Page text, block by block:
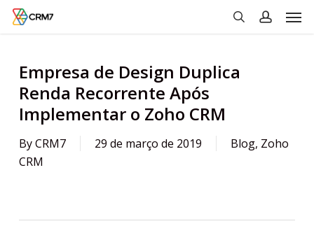
Skip
Empresa de Design Duplica
Renda Recorrente Após
Implementar o Zoho CRM
ByCRM7 29 de março de 2019 Blog, Zoho
CRM